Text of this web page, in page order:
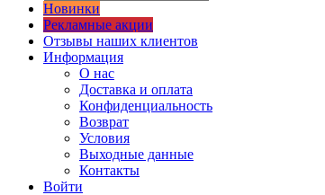
Новинки
Рекламные акции
Отзывы наших клиентов
Информация
О нас
Доставка и оплата
Конфиденциальность
Возврат
Условия
Выходные данные
Контакты
Войти